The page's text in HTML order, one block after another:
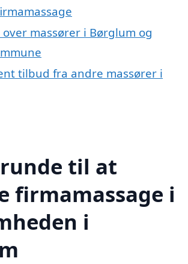
massører i Børglum og
tilbud fra andre massører i
til at
firmamassage i
i